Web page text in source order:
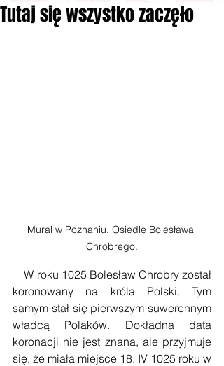
Tutaj się wszystko zaczęło
Mural w Poznaniu. Osiedle Bolesława
Chrobrego.
W roku 1025 Bolesław Chrobry został
koronowany na króla Polski. Tym
samym stał się pierwszym suwerennym
władcą Polaków. Dokładna data
koronacji nie jest znana, ale przyjmuje
się, że miała miejsce 18. IV 1025 roku w